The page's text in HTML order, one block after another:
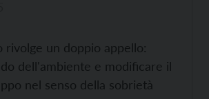
rivolge un doppio appello:
dell'ambiente e modificare il
nel senso della sobrietà